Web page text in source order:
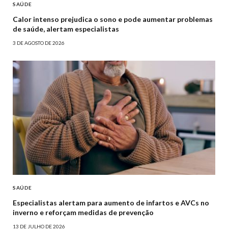
SAÚDE
Calor intenso prejudica o sono e pode aumentar problemas
de saúde, alertam especialistas
3 DE AGOSTO DE 2026
SAÚDE
Especialistas alertam para aumento de infartos e AVCs no
inverno e reforçam medidas de prevenção
13 DE JULHO DE 2026